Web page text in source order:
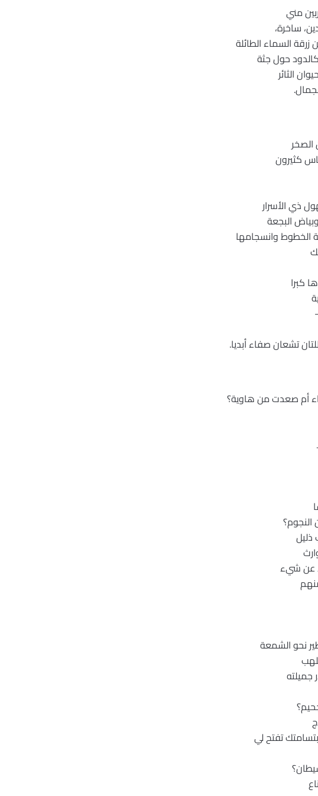
مني
ساخرة،
زرقة السماء الطائلة
حول جثة
الثائر
الصخر
كثيرون
ذي الأسرار
البجعة
الخطوط وانسجامها
كبرا
تشعان صفاء أبديا.
أم صعدت من هاوية؟
ذليل
عن شيء
نحو الشمعة
تفتح لي